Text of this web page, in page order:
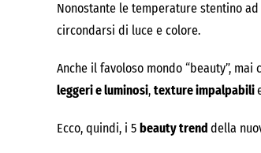
Nonostante le temperature stentino
circondarsi di luce e colore.
Anche il favoloso mondo “beauty”,
leggeri e luminosi, texture impalpabili
Ecco, quindi, i 5 beauty trend della